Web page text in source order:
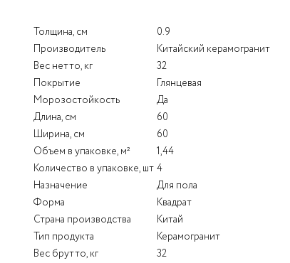
Толщина, см
0.9
Производитель
Китайский керамогранит
Вес нетто, кг
32
Покрытие
Глянцевая
Морозостойкость
Да
Длина, см
60
Ширина, см
60
Объем в упаковке, м²
1,44
Количество в упаковке, шт 4
Назначение
Для пола
Форма
Квадрат
Страна производства
Китай
Тип продукта
Керамогранит
Вес брутто, кг
32